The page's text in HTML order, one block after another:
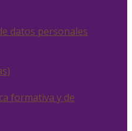
datos personales
formativa y de